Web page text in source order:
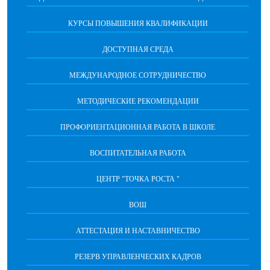
КУРСЫ ПОВЫШЕНИЯ КВАЛИФИКАЦИИ
ДОСТУПНАЯ СРЕДА
МЕЖДУНАРОДНОЕ СОТРУДНИЧЕСТВО
МЕТОДИЧЕСКИЕ РЕКОМЕНДАЦИИ
ПРОФОРИЕНТАЦИОННАЯ РАБОТА В ШКОЛЕ
ВОСПИТАТЕЛЬНАЯ РАБОТА
ЦЕНТР "ТОЧКА РОСТА "
ВОШ
АТТЕСТАЦИЯ И НАСТАВНИЧЕСТВО
РЕЗЕРВ УПРАВЛЕНЧЕСКИХ КАДРОВ